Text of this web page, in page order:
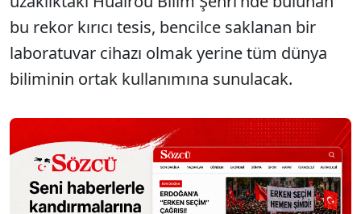
bu rekor kırıcı tesis, bencilce saklanan bir
laboratuvar cihazı olmak yerine tüm dünya
biliminin ortak kullanımına sunulacak.